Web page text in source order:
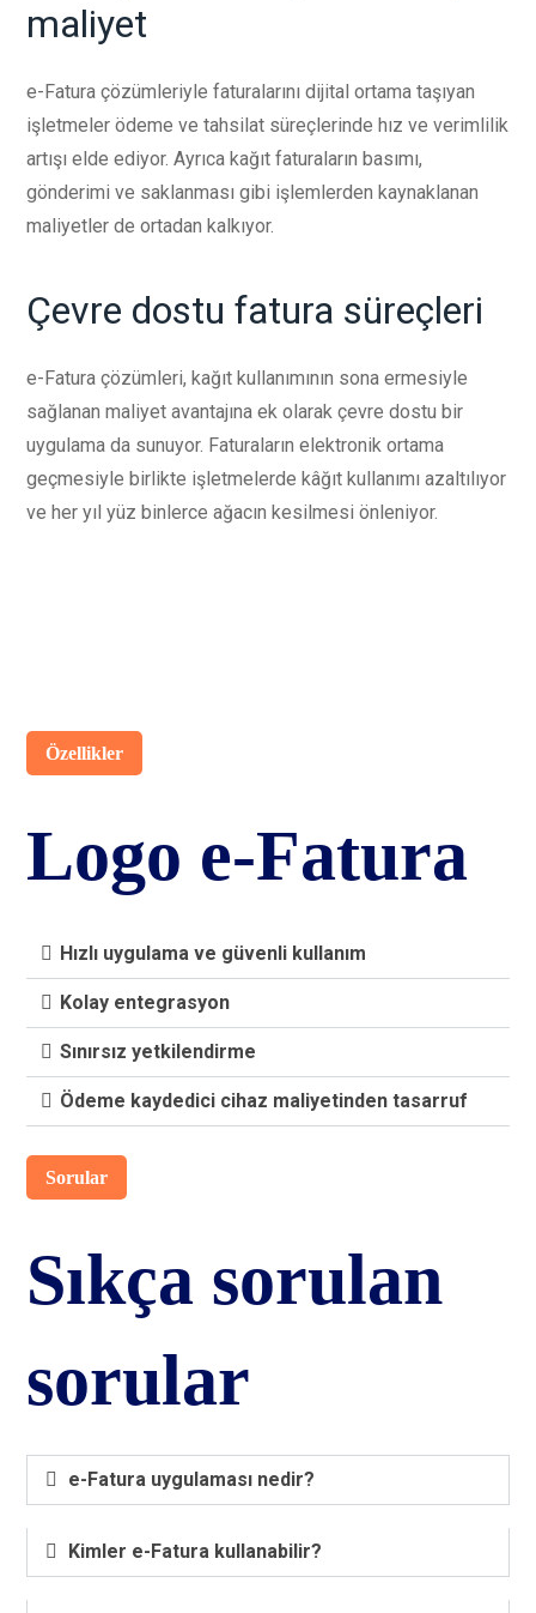
maliyet
e-Fatura çözümleriyle faturalarını dijital ortama taşıyan
işletmeler ödeme ve tahsilat süreçlerinde hız ve verimlilik
artışı elde ediyor. Ayrıca kağıt faturaların basımı,
gönderimi ve saklanması gibi işlemlerden kaynaklanan
maliyetler de ortadan kalkıyor.
Çevre dostu fatura süreçleri
e-Fatura çözümleri, kağıt kullanımının sona ermesiyle
sağlanan maliyet avantajına ek olarak çevre dostu bir
uygulama da sunuyor. Faturaların elektronik ortama
geçmesiyle birlikte işletmelerde kâğıt kullanımı azaltılıyor
ve her yıl yüz binlerce ağacın kesilmesi önleniyor.
Özellikler
Logo e-Fatura
Hızlı uygulama ve güvenli kullanım
Kolay entegrasyon
Sınırsız yetkilendirme
Ödeme kaydedici cihaz maliyetinden tasarruf
Sorular
Sıkça sorulan
sorular
e-Fatura uygulaması nedir?
Kimler e-Fatura kullanabilir?